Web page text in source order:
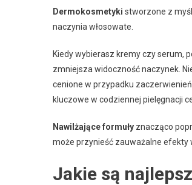
Dermokosmetyki stworzone z
naczynia włosowate.
Kiedy wybierasz kremy czy serum,
zmniejsza widoczność naczynek.
cenione w przypadku
kluczowe w codziennej pielęgnacji
Nawilżające formuły znacząco
może przynieść zauważalne efekty
Jakie są